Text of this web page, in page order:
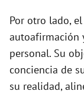
Por otro lado,
autoafirmación
personal. Su
conciencia de
su realidad,